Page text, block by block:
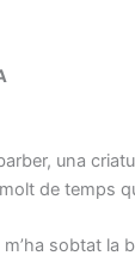
una
de temps
sobtat la